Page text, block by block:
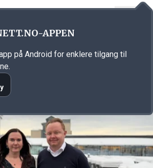
APPEN
på Android for enklere tilgang til